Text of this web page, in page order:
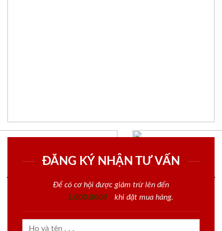
ĐĂNG KÝ NHẬN TƯ VẤN
Để có cơ hội được giảm trừ lên đến
1.000.000đ
khi đặt mua hàng.